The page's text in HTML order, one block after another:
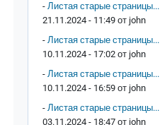
- Листая старые страницы...
21.11.2024 - 11:49 от john
- Листая старые страницы...
10.11.2024 - 17:02 от john
- Листая старые страницы...
10.11.2024 - 16:59 от john
- Листая старые страницы...
03.11.2024 - 18:47 от john